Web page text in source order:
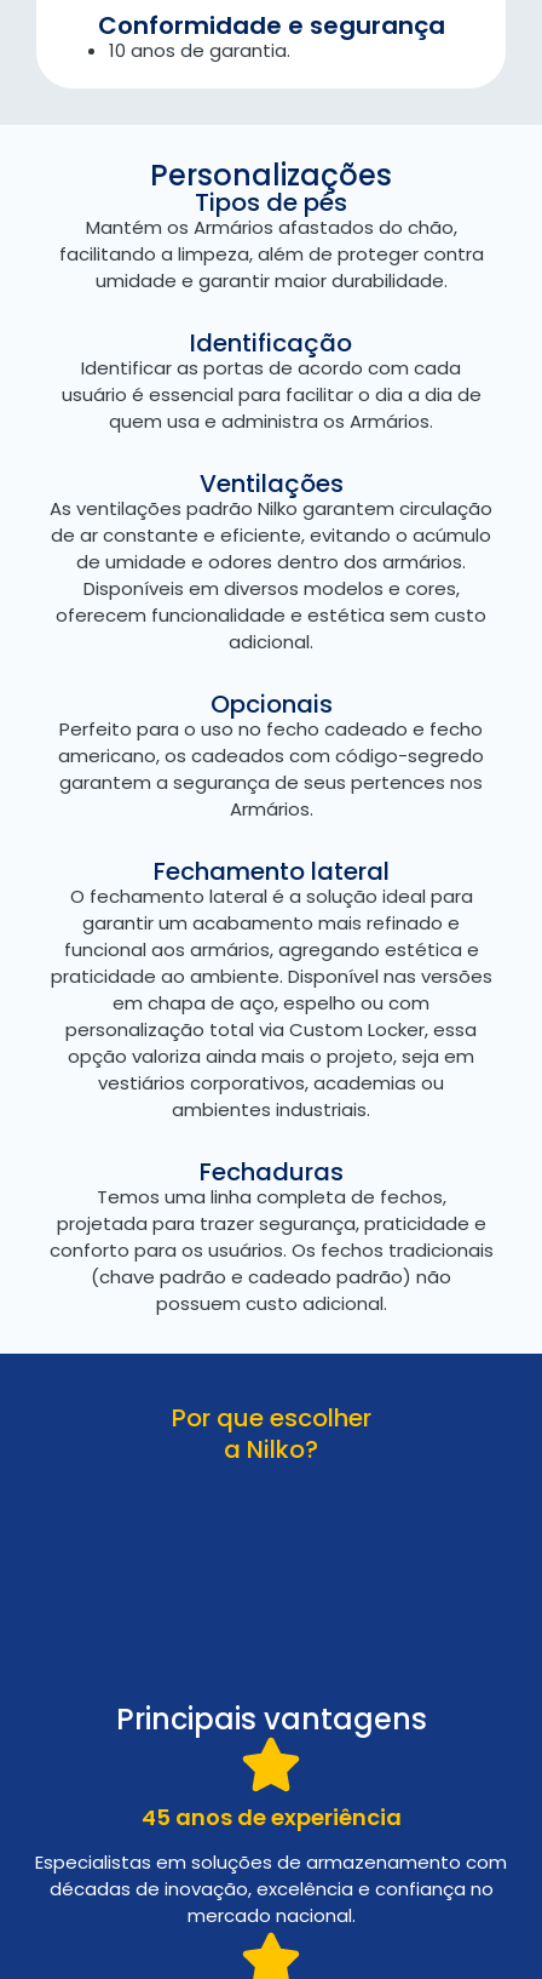
Conformidade e segurança
10 anos de garantia.
Personalizações
Tipos de pés
Mantém os Armários afastados do chão,
facilitando a limpeza, além de proteger contra
umidade e garantir maior durabilidade.
Identificação
Identificar as portas de acordo com cada
usuário é essencial para facilitar o dia a dia de
quem usa e administra os Armários.
Ventilações
As ventilações padrão Nilko garantem circulação
de ar constante e eficiente, evitando o acúmulo
de umidade e odores dentro dos armários.
Disponíveis em diversos modelos e cores,
oferecem funcionalidade e estética sem custo
adicional.
Opcionais
Perfeito para o uso no fecho cadeado e fecho
americano, os cadeados com código-segredo
garantem a segurança de seus pertences nos
Armários.
Fechamento lateral
O fechamento lateral é a solução ideal para
garantir um acabamento mais refinado e
funcional aos armários, agregando estética e
praticidade ao ambiente. Disponível nas versões
em chapa de aço, espelho ou com
personalização total via Custom Locker, essa
opção valoriza ainda mais o projeto, seja em
vestiários corporativos, academias ou
ambientes industriais.
Fechaduras
Temos uma linha completa de fechos,
projetada para trazer segurança, praticidade e
conforto para os usuários. Os fechos tradicionais
(chave padrão e cadeado padrão) não
possuem custo adicional.
Por que escolher
a Nilko?
Principais vantagens
45 anos de experiência
Especialistas em soluções de armazenamento com
décadas de inovação, excelência e confiança no
mercado nacional.